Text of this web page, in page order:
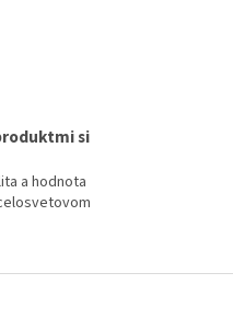
si
a hodnota